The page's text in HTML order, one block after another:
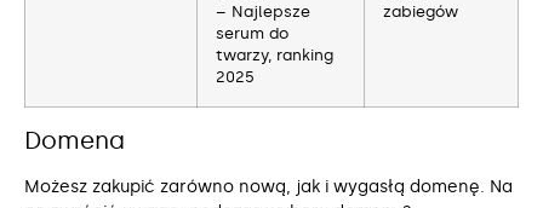
– Najlepsze
serum do
twarzy, ranking
2025
zabiegów
Domena
Możesz zakupić zarówno nową, jak i wygasłą domenę. Na